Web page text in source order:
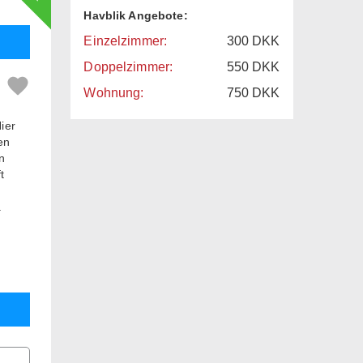
50
Havblik Angebote:
Einzelzimmer: 300 DKK
Doppelzimmer:
550 DKK
Wohnung:
750 DKK